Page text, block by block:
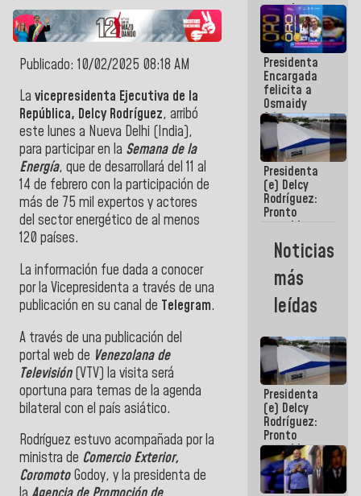
Publicado: 10/02/2025 08:18 AM
La vicepresidenta Ejecutiva de la
República, Delcy Rodríguez, arribó
este lunes a Nueva Delhi (India),
para participar en la Semana de la
Energía, que de desarrollará del 11 al
14 de febrero con la participación de
más de 75 mil expertos y actores
del sector energético de al menos
120 países.
La información fue dada a conocer
por la Vicepresidenta a través de una
publicación en su canal de Telegram.
A través de una publicación del
portal web de Venezolana de
Televisión(VTV) la visita será
oportuna para temas de la agenda
bilateral con el país asiático.
Rodríguez estuvo acompañada por la
ministra de Comercio Exterior,
CoromotoGodoy, y la presidenta de
agenda
económica y
ejecución de
fondos de
emergencia
post-sismos
Presidenta
Encargada
felicita a
Osmaidy
Arias y
Giraly
Marcano por
hacer
historia en
los
Centroamericanos
Presidenta
(e) Delcy
Rodríguez:
Pronto
restableceremos
las
operaciones
Aeropuerto
Internacional
de
Noticias
más
leídas
Presidenta
(e) Delcy
Rodríguez:
Pronto
restableceremos
las
operaciones
en el